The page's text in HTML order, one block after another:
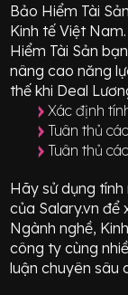
Bảo Hiểm Tài Sản
Kinh tế Việt
Hiểm Tài Sản
nâng cao năng
thế khi Deal
Xác định
Tuân thủ
Tuân thủ
Hãy sử dụng tính
của Salary.vn để
Ngành nghề,
công ty cùng
luận chuyên sâu